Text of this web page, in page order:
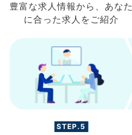
豊富な求人情報から、 あなた
に合った求人を ご紹介
STEP.5